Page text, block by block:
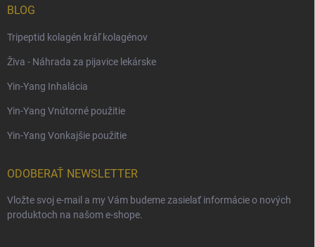
BLOG
Tripeptid kolagén kráľ kolagénov
Živa - Náhrada za pijavice lekárske
Yin-Yang Inhalácia
Yin-Yang Vnútorné použitie
Yin-Yang Vonkajšie použitie
ODOBERAŤ NEWSLETTER
Vložte svoj e-mail a my Vám budeme zasielať informácie o nových
produktoch na našom e-shope.